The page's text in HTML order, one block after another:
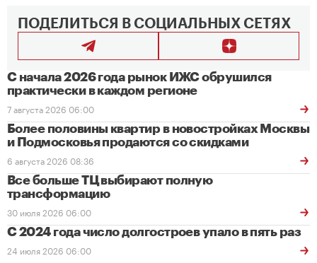
ПОДЕЛИТЬСЯ В СОЦИАЛЬНЫХ СЕТЯХ
С начала 2026 года рынок ИЖС обрушился
практически в каждом регионе
7 августа 2026 06:00
Более половины квартир в новостройках Москвы
и Подмосковья продаются со скидками
6 августа 2026 08:36
Все больше ТЦ выбирают полную
трансформацию
30 июля 2026 06:00
С 2024 года число долгостроев упало в пять раз
24 июля 2026 06:00